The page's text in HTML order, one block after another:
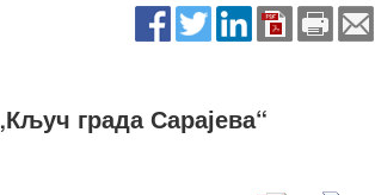
града Сарајева“